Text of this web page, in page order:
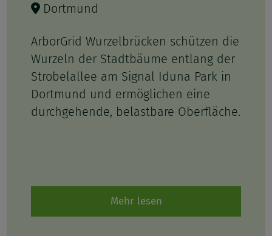
Dortmund
ArborGrid Wurzelbrücken schützen die
Wurzeln der Stadtbäume entlang der
Strobelallee am Signal Iduna Park in
Dortmund und ermöglichen eine
durchgehende, belastbare Oberfläche.
Mehr lesen